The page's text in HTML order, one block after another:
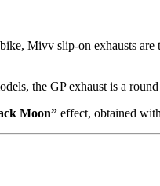
Mivv slip-on exhausts
the GP exhaust is a
Moon” effect, obtained